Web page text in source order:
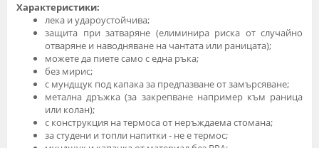
Характеристики:
лека и удароустойчива;
защита при затваряне (елиминира риска от случайно
отваряне и наводняване на чантата или раницата);
можете да пиете само с една ръка;
без мирис;
с мундщук под капака за предпазване от замърсяване;
метална дръжка (за закрепване например към раница
или колан);
с конструкция на термоса от неръждаема стомана;
за студени и топли напитки - не е термос;